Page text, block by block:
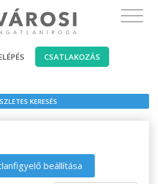
CSATLAKOZÁS
KERESÉS
beállítása